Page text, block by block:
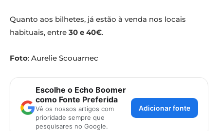
Quanto aos bilhetes, já estão à venda nos locais
habituais, entre 30 e 40€.
Foto: Aurelie Scouarnec
Escolhe o Echo Boomer
como Fonte Preferida
Vê os nossos artigos com
prioridade sempre que
pesquisares no Google.
Adicionar fonte